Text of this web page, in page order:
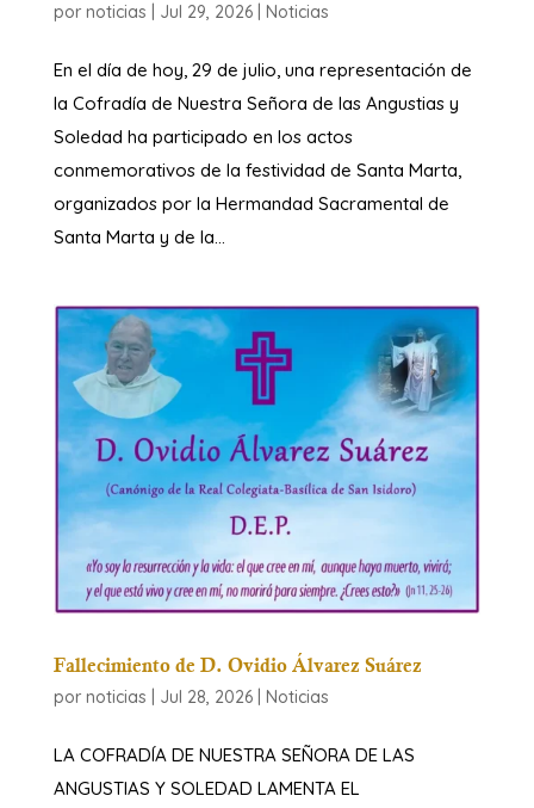
por noticias Jul 29, 2026| Noticias
​En el día de hoy, 29 de julio, una representación de
la Cofradía de Nuestra Señora de las Angustias y
Soledad ha participado en los actos
conmemorativos de la festividad de Santa Marta,
organizados por la Hermandad Sacramental de
Santa Marta y de la...
Fallecimiento de D. Ovidio Álvarez Suárez
por noticias Jul 28, 2026| Noticias
LA COFRADÍA DE NUESTRA SEÑORA DE LAS
ANGUSTIAS Y SOLEDAD LAMENTA EL